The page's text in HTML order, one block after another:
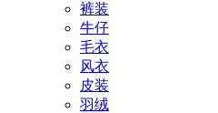
裤装
牛仔
毛衣
风衣
皮装
羽绒